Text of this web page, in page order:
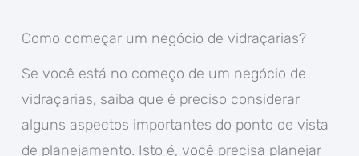
Como começar um negócio de vidraçarias?
Se você está no começo de um negócio de
vidraçarias, saiba que é preciso considerar
alguns aspectos importantes do ponto de vista
de planejamento. Isto é, você precisa planejar